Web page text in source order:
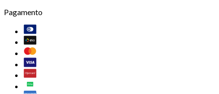
Pagamento